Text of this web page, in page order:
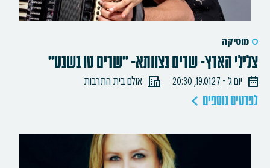
מוסיקה
צלילי הארץ- שרים בצוותא- "שרים טו בשבט"
יום ג׳ - 19.01.27, 20:30 אולם בית התרבות
לפרטים נוספים